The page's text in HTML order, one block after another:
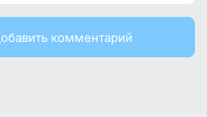
комментарий